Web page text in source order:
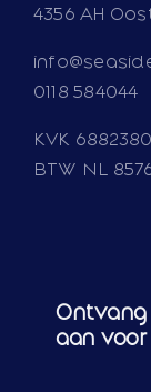
4356 AH
0118 584044
KVK
BTW NL
Ontvang
aan